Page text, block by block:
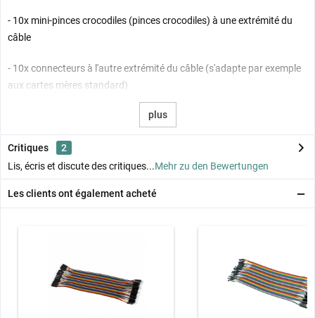
- 10x mini-pinces crocodiles (pinces crocodiles) à une extrémité du
câble
- 10x connecteurs à l'autre extrémité du câble (s'adapte par exemple
aux cartes mères standard)
plus
Critiques
2
Lis, écris et discute des critiques...Mehr zu den Bewertungen
Les clients ont également acheté